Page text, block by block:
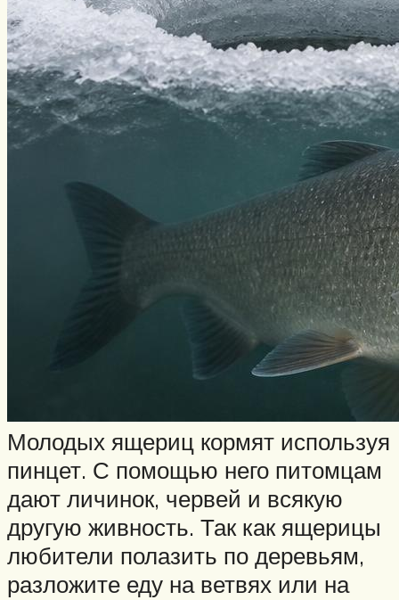
Молодых ящериц кормят используя
пинцет. С помощью него питомцам
дают личинок, червей и всякую
другую живность. Так как ящерицы
любители полазить по деревьям,
разложите еду на ветвях или на